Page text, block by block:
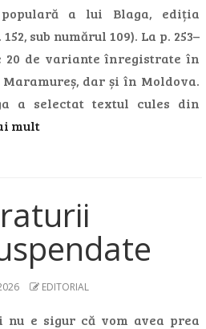
a lui Blaga, ediția
sub numărul 109). La p. 253–
20 de variante înregistrate în
dar și în Moldova.
a selectat textul cules din
mult
EDITORIAL
nu e sigur că vom avea prea